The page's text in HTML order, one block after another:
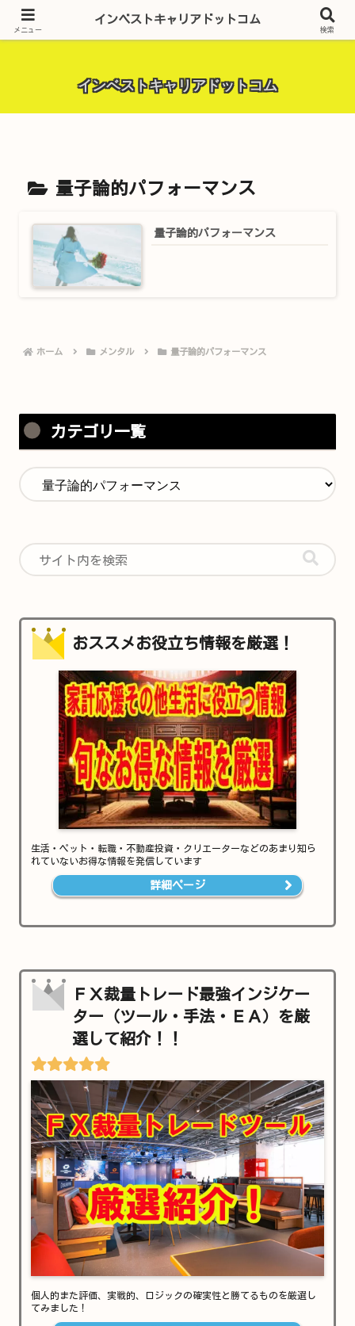
昨今話題の投資全般・金融関連全般・ＦＸトレード全般・生活に役立つ情報・
インベストキャリアドットコム
量子論的パフォーマンス
量子論的パフォーマンス
ホーム メンタル 量子論的パフォーマンス
カテゴリ一覧
おススメお役立ち情報を厳選！
生活・ペット・転職・不動産投資・クリエーターなどのあまり知ら
れていないお得な情報を発信しています
詳細ページ
ＦＸ裁量トレード最強インジケー
ター（ツール・手法・ＥＡ）を厳
選して紹介！！
個人的また評価、実戦的、ロジックの確実性と勝てるものを厳選し
てみました！
メニュー
インベストキャリアドットコム
検索